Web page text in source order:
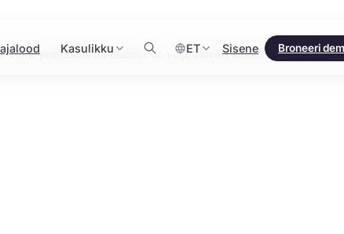
Kasulikku ET Sisene Broneeri
peamiseks ülesandeks on välja mõelda kuidas tarkvara